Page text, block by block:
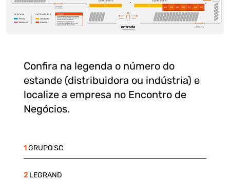
Confira na legenda o número do
estande (distribuidora ou indústria) e
localize a empresa no Encontro de
Negócios.
1GRUPO SC
2LEGRAND